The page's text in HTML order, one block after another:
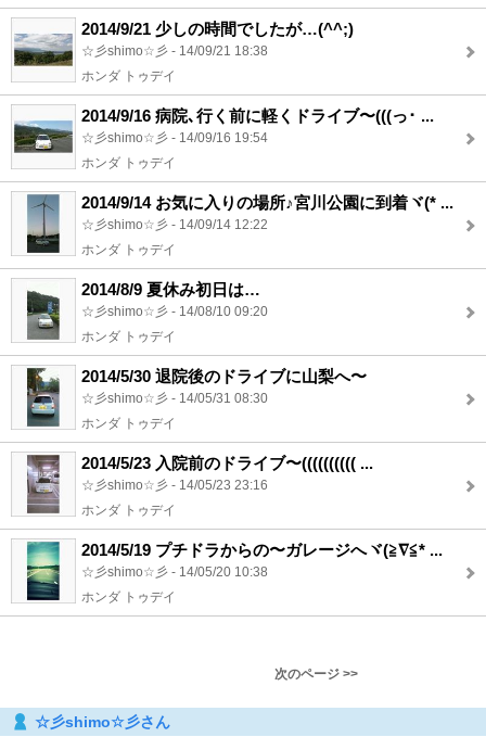
2014/9/21 少しの時間でしたが…(^^;)
☆彡shimo☆彡 - 14/09/21 18:38
ホンダ トゥデイ
2014/9/16 病院､行く前に軽くドライブ〜(((っ･ ...
☆彡shimo☆彡 - 14/09/16 19:54
ホンダ トゥデイ
2014/9/14 お気に入りの場所♪宮川公園に到着ヾ(* ...
☆彡shimo☆彡 - 14/09/14 12:22
ホンダ トゥデイ
2014/8/9 夏休み初日は…
☆彡shimo☆彡 - 14/08/10 09:20
ホンダ トゥデイ
2014/5/30 退院後のドライブに山梨へ〜
☆彡shimo☆彡 - 14/05/31 08:30
ホンダ トゥデイ
2014/5/23 入院前のドライブ〜(((((((((( ...
☆彡shimo☆彡 - 14/05/23 23:16
ホンダ トゥデイ
2014/5/19 プチドラからの〜ガレージへヾ(≧∇≦* ...
☆彡shimo☆彡 - 14/05/20 10:38
ホンダ トゥデイ
次のページ >>
☆彡shimo☆彡さん